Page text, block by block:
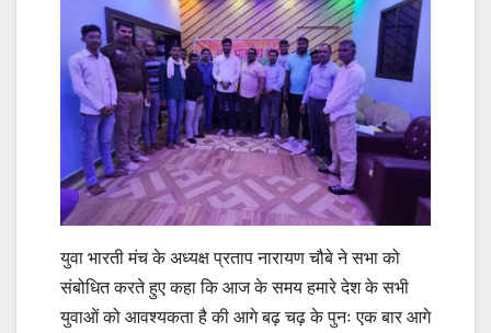
युवा भारती मंच के अध्यक्ष प्रताप नारायण चौबे ने सभा को
संबोधित करते हुए कहा कि आज के समय हमारे देश के सभी
युवाओं को आवश्यकता है की आगे बढ़ चढ़ के पुनः एक बार आगे